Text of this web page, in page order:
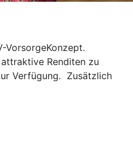
VorsorgeKonzept.
Renditen zu
Verfügung. Zusätzlich